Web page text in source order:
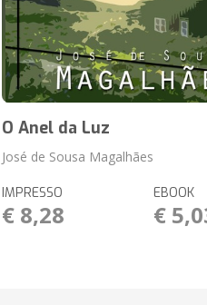
O Anel da Luz
José de Sousa Magalhães
IMPRESSO
€ 8,28
EBOOK
€